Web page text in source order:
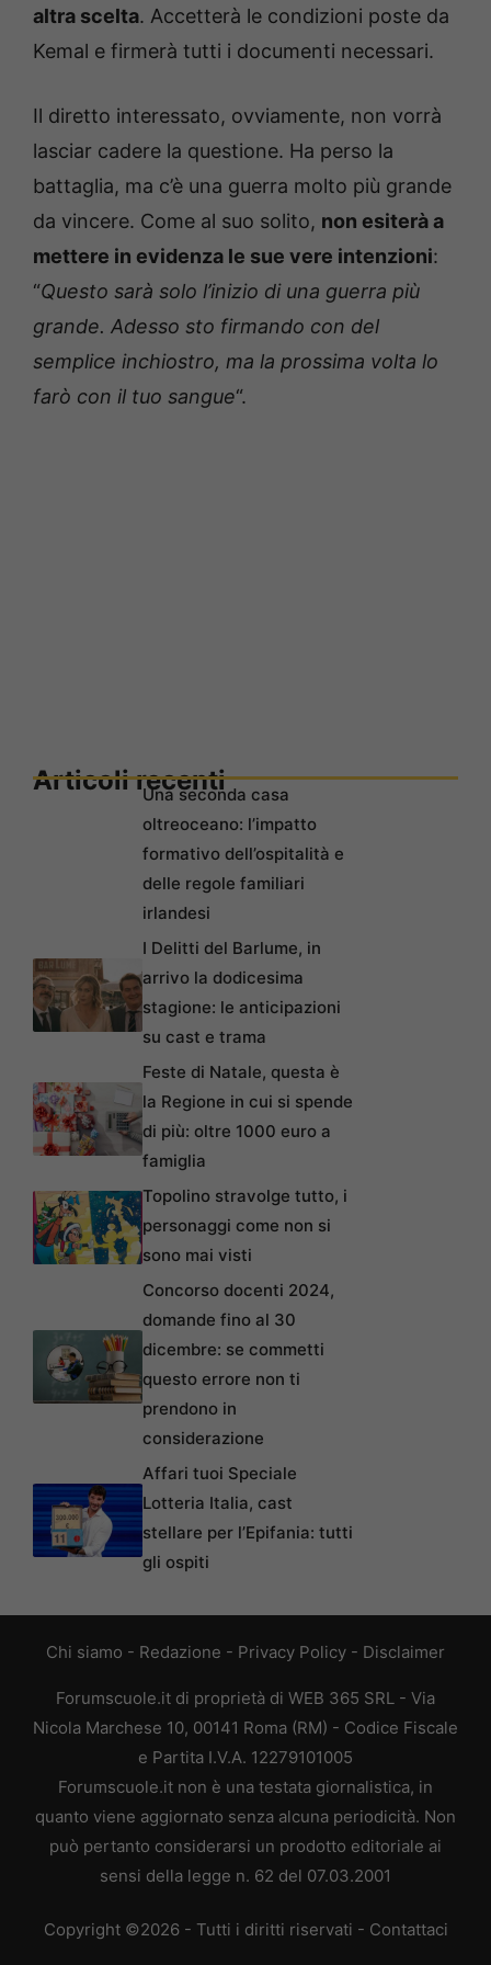
altra scelta. Accetterà le condizioni poste da
Kemal e firmerà tutti i documenti necessari.
Il diretto interessato, ovviamente, non vorrà
lasciar cadere la questione. Ha perso la
battaglia, ma c’è una guerra molto più grande
da vincere. Come al suo solito, non esiterà a
mettere in evidenza le sue vere intenzioni:
“Questo sarà solo l’inizio di una guerra più
grande. Adesso sto firmando con del
semplice inchiostro, ma la prossima volta lo
farò con il tuo sangue“.
Articoli recenti
Una seconda casa
oltreoceano: l’impatto
formativo dell’ospitalità e
delle regole familiari
irlandesi
I Delitti del Barlume, in
arrivo la dodicesima
stagione: le anticipazioni
su cast e trama
Feste di Natale, questa è
la Regione in cui si spende
di più: oltre 1000 euro a
famiglia
Topolino stravolge tutto, i
personaggi come non si
sono mai visti
Concorso docenti 2024,
domande fino al 30
dicembre: se commetti
questo errore non ti
prendono in
considerazione
Affari tuoi Speciale
Lotteria Italia, cast
stellare per l’Epifania: tutti
gli ospiti
Chi siamo - Redazione - Privacy Policy - Disclaimer
Forumscuole.it di proprietà di WEB 365 SRL - Via
Nicola Marchese 10, 00141 Roma (RM) - Codice Fiscale
e Partita I.V.A. 12279101005
Forumscuole.it non è una testata giornalistica, in
quanto viene aggiornato senza alcuna periodicità. Non
può pertanto considerarsi un prodotto editoriale ai
sensi della legge n. 62 del 07.03.2001
Copyright ©2026 - Tutti i diritti riservati - Contattaci